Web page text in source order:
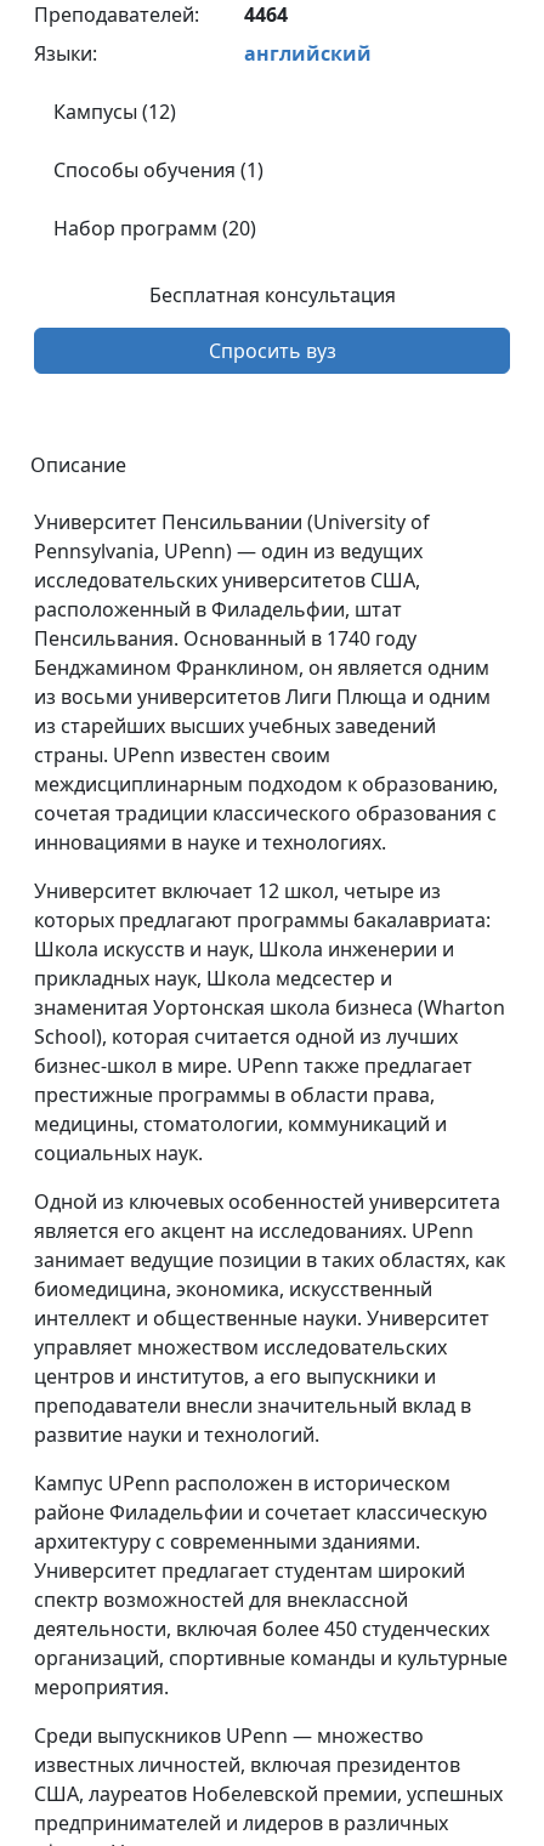
Преподавателей:
4464
Языки:
английский
Кампусы (12)
Способы обучения (1)
Набор программ (20)
Бесплатная консультация
Спросить вуз
Описание
Университет Пенсильвании (University of
Pennsylvania, UPenn) — один из ведущих
исследовательских университетов США,
расположенный в Филадельфии, штат
Пенсильвания. Основанный в 1740 году
Бенджамином Франклином, он является одним
из восьми университетов Лиги Плюща и одним
из старейших высших учебных заведений
страны. UPenn известен своим
междисциплинарным подходом к образованию,
сочетая традиции классического образования с
инновациями в науке и технологиях.
Университет включает 12 школ, четыре из
которых предлагают программы бакалавриата:
Школа искусств и наук, Школа инженерии и
прикладных наук, Школа медсестер и
знаменитая Уортонская школа бизнеса (Wharton
School), которая считается одной из лучших
бизнес-школ в мире. UPenn также предлагает
престижные программы в области права,
медицины, стоматологии, коммуникаций и
социальных наук.
Одной из ключевых особенностей университета
является его акцент на исследованиях. UPenn
занимает ведущие позиции в таких областях, как
биомедицина, экономика, искусственный
интеллект и общественные науки. Университет
управляет множеством исследовательских
центров и институтов, а его выпускники и
преподаватели внесли значительный вклад в
развитие науки и технологий.
Кампус UPenn расположен в историческом
районе Филадельфии и сочетает классическую
архитектуру с современными зданиями.
Университет предлагает студентам широкий
спектр возможностей для внеклассной
деятельности, включая более 450 студенческих
организаций, спортивные команды и культурные
мероприятия.
Среди выпускников UPenn — множество
известных личностей, включая президентов
США, лауреатов Нобелевской премии, успешных
предпринимателей и лидеров в различных